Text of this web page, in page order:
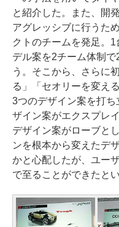
と紹介した。また、開
アグレッシブに行うた
クトのチームを発足。
デル案を2チーム体制
う。そこから、さらに
る」「セオリーを変え
3つのデザイン案を打
ザイン案がエクスプレ
デザイン案がローブと
ンを根本から変えたデ
かと心配したが、ユー
で至ることができたとい